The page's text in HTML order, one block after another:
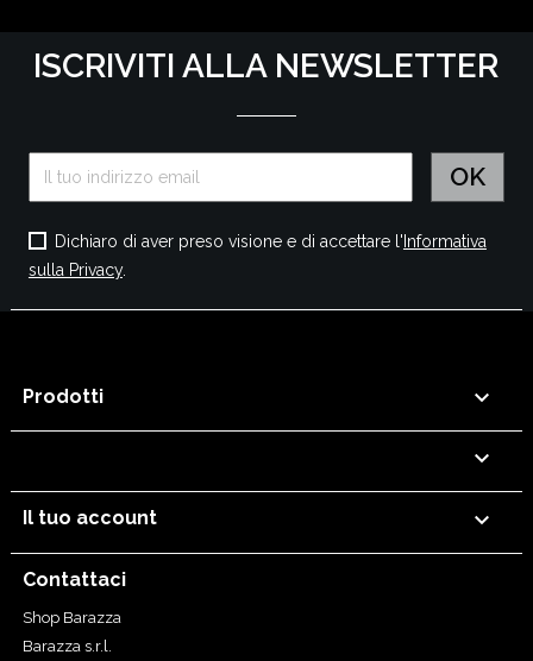
ISCRIVITI ALLA NEWSLETTER
Dichiaro di aver preso visione e di accettare l' Informativa
sulla Privacy.
Prodotti 

Il tuo account 
Contattaci
Shop Barazza
Barazza s.r.l.